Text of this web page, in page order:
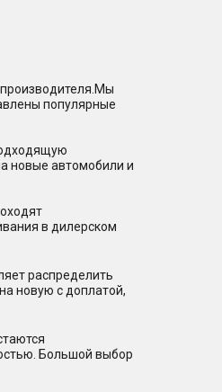
популярные
новые автомобили и
в дилерском
распределить
новую с доплатой,
Большой выбор